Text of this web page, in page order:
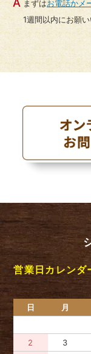
まずはお電話かメ
1週間以内にお願
営業日カレンダ
日
月
2
3